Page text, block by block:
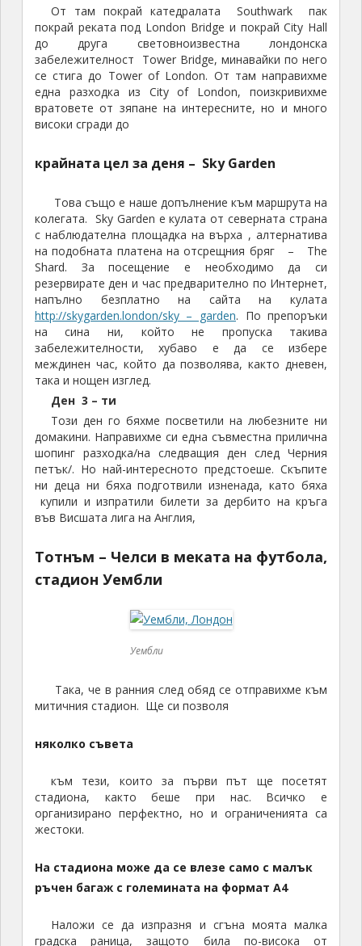
От там покрай катедралата Southwark пак
покрай реката под London Bridge и покрай City Hall
до друга световноизвестна лондонска
забележителност Tower Bridge, минавайки по него
се стига до Tower of London. От там направихме
една разходка из City of London, поизкривихме
вратовете от зяпане на интересните, но и много
високи сгради до
крайната цел за деня – Sky Garden
Това също е наше допълнение към маршрута на
колегата. Sky Garden е кулата от северната страна
с наблюдателна площадка на върха , алтернатива
на подобната платена на отсрещния бряг – The
Shard. За посещение е необходимо да си
резервирате ден и час предварително по Интернет,
напълно безплатно на сайта на кулата
http://skygarden.london/sky – garden. По препоръки
на сина ни, който не пропуска такива
забележителности, хубаво е да се избере
междинен час, който да позволява, както дневен,
така и нощен изглед.
Ден 3 – ти
Този ден го бяхме посветили на любезните ни
домакини. Направихме си една съвместна прилична
шопинг разходка/на следващия ден след Черния
петък/. Но най-интересното предстоеше. Скъпите
ни деца ни бяха подготвили изненада, като бяха
купили и изпратили билети за дербито на кръга
във Висшата лига на Англия,
Тотнъм – Челси в меката на футбола,
стадион Уембли
Уембли
Така, че в ранния след обяд се отправихме към
митичния стадион. Ще си позволя
няколко съвета
към тези, които за първи път ще посетят
стадиона, както беше при нас. Всичко е
организирано перфектно, но и ограниченията са
жестоки.
На стадиона може да се влезе само с малък
ръчен багаж с големината на формат А4
Наложи се да изпразня и сгъна моята малка
градска раница, защото била по-висока от